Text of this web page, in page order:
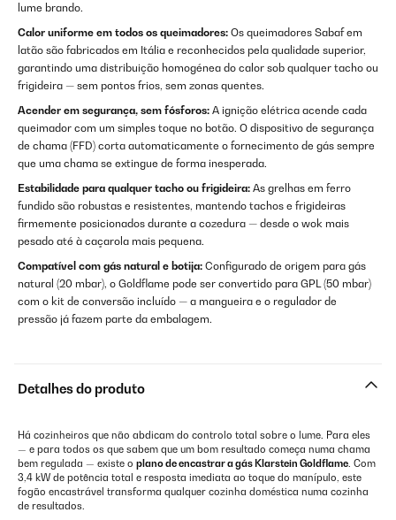
lume brando.
Calor uniforme em todos os queimadores: Os queimadores Sabaf em
latão são fabricados em Itália e reconhecidos pela qualidade superior,
garantindo uma distribuição homogénea do calor sob qualquer tacho ou
frigideira — sem pontos frios, sem zonas quentes.
Acender em segurança, sem fósforos: A ignição elétrica acende cada
queimador com um simples toque no botão. O dispositivo de segurança
de chama (FFD) corta automaticamente o fornecimento de gás sempre
que uma chama se extingue de forma inesperada.
Estabilidade para qualquer tacho ou frigideira: As grelhas em ferro
fundido são robustas e resistentes, mantendo tachos e frigideiras
firmemente posicionados durante a cozedura — desde o wok mais
pesado até à caçarola mais pequena.
Compatível com gás natural e botija: Configurado de origem para gás
natural (20 mbar), o Goldflame pode ser convertido para GPL (50 mbar)
com o kit de conversão incluído — a mangueira e o regulador de
pressão já fazem parte da embalagem.
Detalhes do produto
Há cozinheiros que não abdicam do controlo total sobre o lume. Para eles
— e para todos os que sabem que um bom resultado começa numa chama
bem regulada — existe o plano de encastrar a gás Klarstein Goldflame. Com
3,4 kW de potência total e resposta imediata ao toque do manípulo, este
fogão encastrável transforma qualquer cozinha doméstica numa cozinha
de resultados.